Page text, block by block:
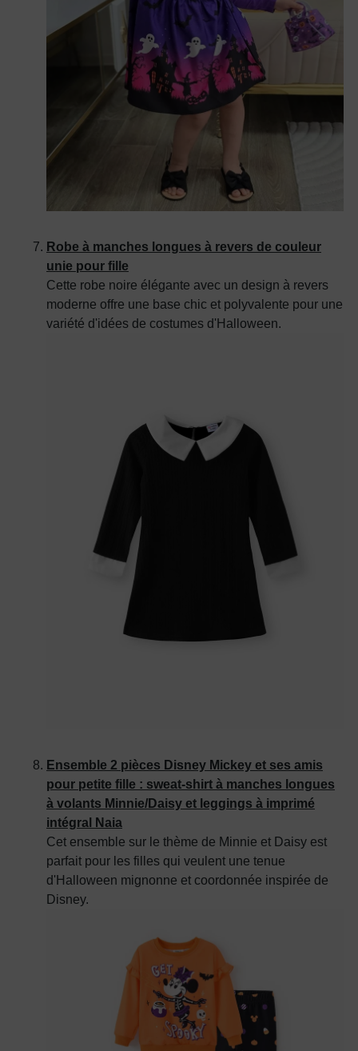
Robe à manches longues à revers de couleur
unie pour fille
Cette robe noire élégante avec un design à revers
moderne offre une base chic et polyvalente pour une
variété d'idées de costumes d'Halloween.
Ensemble 2 pièces Disney Mickey et ses amis
pour petite fille : sweat-shirt à manches longues
à volants Minnie/Daisy et leggings à imprimé
intégral Naia
Cet ensemble sur le thème de Minnie et Daisy est
parfait pour les filles qui veulent une tenue
d'Halloween mignonne et coordonnée inspirée de
Disney.